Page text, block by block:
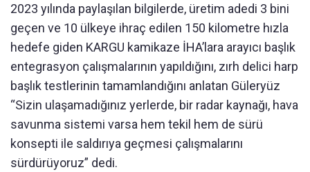
2023 yılında paylaşılan bilgilerde, üretim adedi 3 bini
geçen ve 10 ülkeye ihraç edilen 150 kilometre hızla
hedefe giden KARGU kamikaze İHA’lara arayıcı başlık
entegrasyon çalışmalarının yapıldığını, zırh delici harp
başlık testlerinin tamamlandığını anlatan Güleryüz
“Sizin ulaşamadığınız yerlerde, bir radar kaynağı, hava
savunma sistemi varsa hem tekil hem de sürü
konsepti ile saldırıya geçmesi çalışmalarını
sürdürüyoruz” dedi.